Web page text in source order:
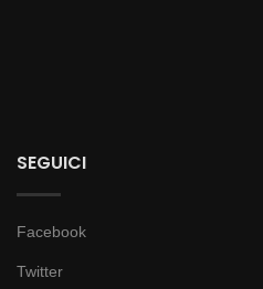
SEGUICI
Facebook
Twitter